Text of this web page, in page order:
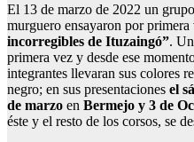
El 13 de marzo de 2022 un
murguero ensayaron por
incorregibles de Ituzaingó”.
primera vez y desde ese
integrantes llevaran sus colores
negro; en sus presentaciones el
de marzo en Bermejo y 3 de
éste y el resto de los corsos, se